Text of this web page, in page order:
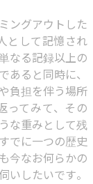
ングアウトした
として記憶され
なる記録以上の
ると同時に、
負担を伴う場所
ってみて、その
な重みとして残
でに一つの歴史
今なお何らかの
いしたいです。